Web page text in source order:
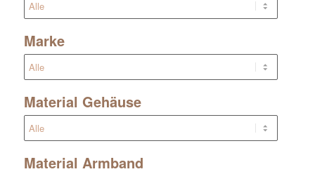
Marke
Material Gehäuse
Material Armband